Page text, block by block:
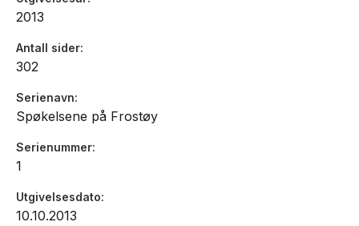
lager ekkel, foruroliggende stemning som holder seg
Linn t. Sunne, Oppland Arbeiderblad
2013
Antall sider
302
Serienavn
Spøkelsene på Frostøy
Serienummer
1
Utgivelsesdato
10.10.2013